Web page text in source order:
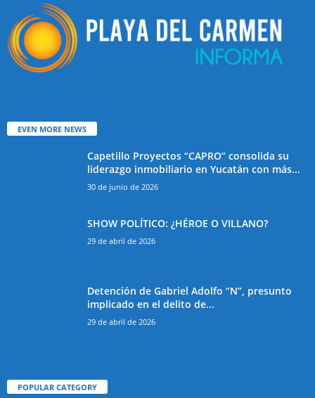
EVEN MORE NEWS
Capetillo Proyectos “CAPRO” consolida su
liderazgo inmobiliario en Yucatán con más...
30 de junio de 2026
SHOW POLÍTICO: ¿HÉROE O VILLANO?
29 de abril de 2026
Detención de Gabriel Adolfo “N”, presunto
implicado en el delito de...
29 de abril de 2026
POPULAR CATEGORY